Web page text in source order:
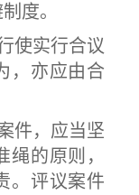
度。
使实行合议
，亦应由合
件，应当坚
的原则，
。评议案件